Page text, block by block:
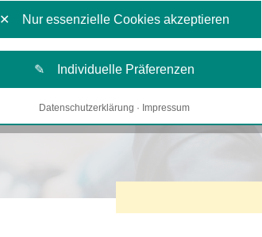
✕ Nur essenzielle Cookies akzeptieren
✎ Individuelle Präferenzen
Notwendige Cookies
Datenschutzerklärung · Impressum